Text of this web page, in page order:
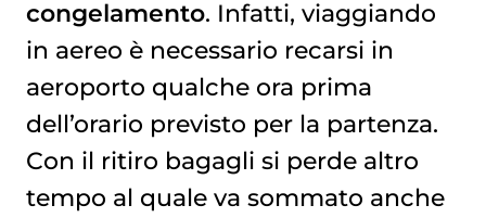
congelamento. Infatti, viaggiando
in aereo è necessario recarsi in
aeroporto qualche ora prima
dell’orario previsto per la partenza.
Con il ritiro bagagli si perde altro
tempo al quale va sommato anche